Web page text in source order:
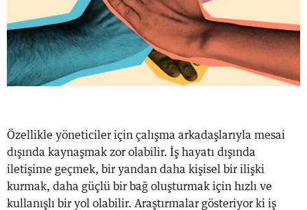
Özellikle yöneticiler için çalışma arkadaşlarıyla mesai
dışında kaynaşmak zor olabilir. İş hayatı dışında
iletişime geçmek, bir yandan daha kişisel bir ilişki
kurmak, daha güçlü bir bağ oluşturmak için hızlı ve
kullanışlı bir yol olabilir. Araştırmalar gösteriyor ki iş